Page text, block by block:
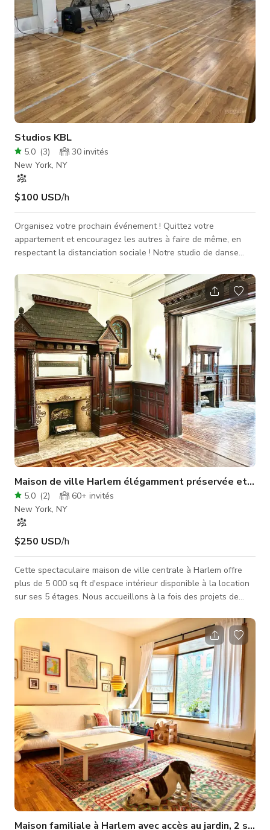
Studios KBL
5.0 (3) 30 invités
New York, NY
$100 USD/h
Organisez votre prochain événement ! Quittez votre
appartement et encouragez les autres à faire de même, en
respectant la distanciation sociale ! Notre studio de danse
éclairé pour toutes sortes d'activités, et dispose d'un espace
jardin privé supplémentaire de 400 pieds carrés pour lorsque
vous êtes prêt à sortir sans foule. Situé juste au-dessus des
lignes de métro express A et D, ainsi que des lignes locales B
et C sit
Maison de ville Harlem élégamment préservée et
5.0 (2) 60+ invités
New York, NY
$250 USD/h
Cette spectaculaire maison de ville centrale à Harlem offre
plus de 5 000 sq ft d'espace intérieur disponible à la location
sur ses 5 étages. Nous accueillons à la fois des projets de
l'une des plus grandes maisons unifamiliales de l'Upper
Manhattan. Cet espace est un morceau bien préservé de
l'histoire de Harlem. Il fait partie d'une rangée de sept maisons
de ville conçues à la fin du 19e siècle par William B. Tuthill, l'a
Maison familiale à Harlem avec accès au jardin, 2